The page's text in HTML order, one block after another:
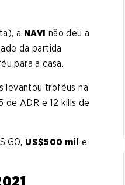
a NAVI não deu a
da partida
para a casa.
levantou troféus na
de ADR e 12 kills de
US$500 mil e